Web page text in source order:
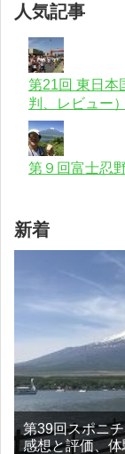
人気記事
第21回 東日本
判、レビュー）
第９回富士忍
新着
第39回スポニ
感想と評価、